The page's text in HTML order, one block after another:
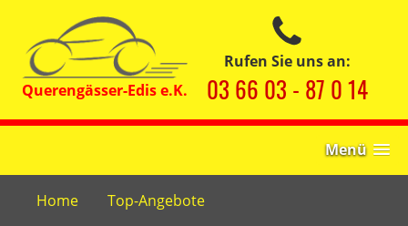
Rufen Sie uns an:
03 66 03 - 87 0 14
Menü
Home Top-Angebote